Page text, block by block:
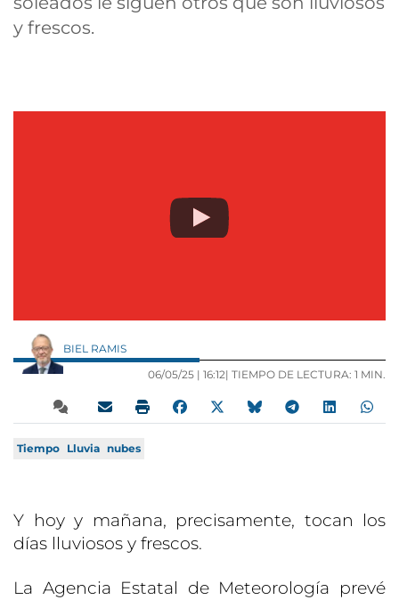
y frescos.
BIEL RAMIS
06/05/25 | 16:12| TIEMPO DE LECTURA: 1 MIN.
Tiempo Lluvia nubes
Y hoy y mañana, precisamente, tocan los
días lluviosos y frescos.
La Agencia Estatal de Meteorología prevé